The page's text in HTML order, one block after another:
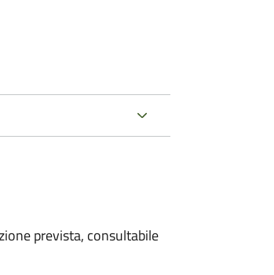
prevista, consultabile